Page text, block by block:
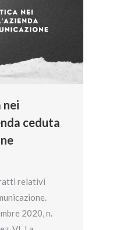
nei
ceduta
relativi
2020, n.